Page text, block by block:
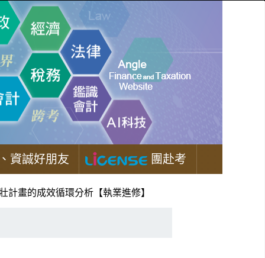
資誠好朋友 團赴考
畫的成效循環分析【執業進修】